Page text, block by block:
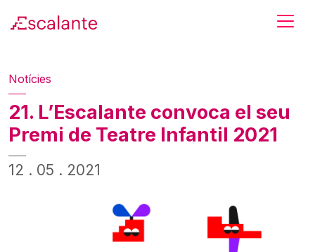
Notícies
21. L’Escalante convoca el seu
Premi de Teatre Infantil 2021
12 . 05 . 2021